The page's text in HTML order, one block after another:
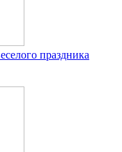
праздника